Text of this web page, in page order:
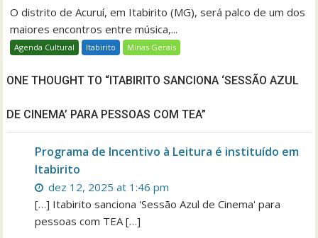
O distrito de Acuruí, em Itabirito (MG), será palco de um dos
maiores encontros entre música,...
Agenda Cultural Itabirito Minas Gerais
ONE THOUGHT TO “ITABIRITO SANCIONA ‘SESSÃO AZUL
DE CINEMA’ PARA PESSOAS COM TEA”
Programa de Incentivo à Leitura é instituído em
Itabirito
dez 12, 2025 at 1:46 pm
[…] Itabirito sanciona 'Sessão Azul de Cinema' para
pessoas com TEA […]